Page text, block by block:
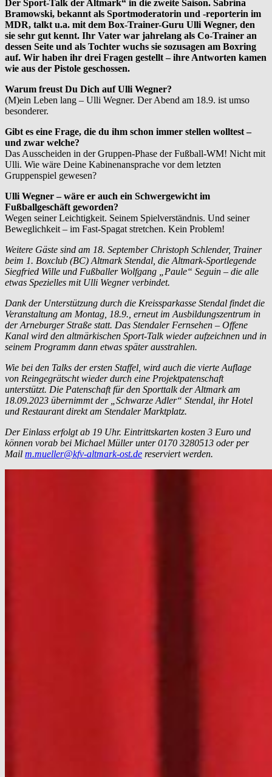
Der Sport-Talk der Altmark“ in die zweite Saison. Sabrina
Bramowski, bekannt als Sportmoderatorin und -reporterin im
MDR, talkt u.a. mit dem Box-Trainer-Guru Ulli Wegner, den
sie sehr gut kennt. Ihr Vater war jahrelang als Co-Trainer an
dessen Seite und als Tochter wuchs sie sozusagen am Boxring
auf. Wir haben ihr drei Fragen gestellt – ihre Antworten kamen
wie aus der Pistole geschossen.
Warum freust Du Dich auf Ulli Wegner?
(M)ein Leben lang – Ulli Wegner. Der Abend am 18.9. ist umso
besonderer.
Gibt es eine Frage, die du ihm schon immer stellen wolltest –
und zwar welche?
Das Ausscheiden in der Gruppen-Phase der Fußball-WM! Nicht mit
Ulli. Wie wäre Deine Kabinenansprache vor dem letzten
Gruppenspiel gewesen?
Ulli Wegner – wäre er auch ein Schwergewicht im
Fußballgeschäft geworden?
Wegen seiner Leichtigkeit. Seinem Spielverständnis. Und seiner
Beweglichkeit – im Fast-Spagat stretchen. Kein Problem!
Weitere Gäste sind am 18. September Christoph Schlender, Trainer
beim 1. Boxclub (BC) Altmark Stendal, die Altmark-Sportlegende
Siegfried Wille und Fußballer Wolfgang „Paule“ Seguin – die alle
etwas Spezielles mit Ulli Wegner verbindet.
Dank der Unterstützung durch die Kreissparkasse Stendal findet die
Veranstaltung am Montag, 18.9., erneut im Ausbildungszentrum in
der Arneburger Straße statt. Das Stendaler Fernsehen – Offene
Kanal wird den altmärkischen Sport-Talk wieder aufzeichnen und in
seinem Programm dann etwas später ausstrahlen.
Wie bei den Talks der ersten Staffel, wird auch die vierte Auflage
von Reingegrätscht wieder durch eine Projektpatenschaft
unterstützt. Die Patenschaft für den Sporttalk der Altmark am
18.09.2023 übernimmt der „Schwarze Adler“ Stendal, ihr Hotel
und Restaurant direkt am Stendaler Marktplatz.
Der Einlass erfolgt ab 19 Uhr. Eintrittskarten kosten 3 Euro und
können vorab bei Michael Müller unter 0170 3280513 oder per
Mail m.mueller@kfv-altmark-ost.de reserviert werden.